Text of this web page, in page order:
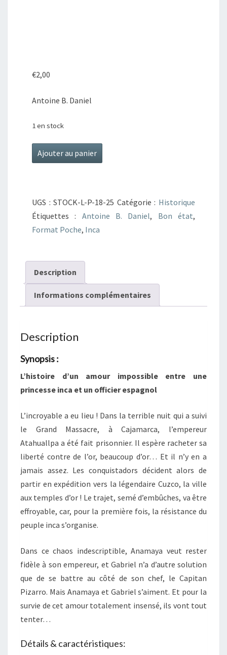
€2,00
Antoine B. Daniel
1 en stock
quantité
de
-
L'Or
de
Ajouter au panier
UGS :STOCK-L-P-18-25 Catégorie : Historique
Étiquettes : Antoine B. Daniel, Bon état,
Format Poche, Inca
Description
Informations complémentaires
Description
Synopsis :
L’histoire d’un amour impossible entre une
princesse inca et un officier espagnol
L’incroyable a eu lieu ! Dans la terrible nuit qui a suivi
le Grand Massacre, à Cajamarca, l’empereur
Atahuallpa a été fait prisonnier. Il espère racheter sa
liberté contre de l’or, beaucoup d’or… Et il n’y en a
jamais assez. Les conquistadors décident alors de
partir en expédition vers la légendaire Cuzco, la ville
aux temples d’or ! Le trajet, semé d’embûches, va être
effroyable, car, pour la première fois, la résistance du
peuple inca s’organise.
Dans ce chaos indescriptible, Anamaya veut rester
fidèle à son empereur, et Gabriel n’a d’autre solution
que de se battre au côté de son chef, le Capitan
Pizarro. Mais Anamaya et Gabriel s’aiment. Et pour la
survie de cet amour totalement insensé, ils vont tout
tenter…
Détails & caractéristiques: